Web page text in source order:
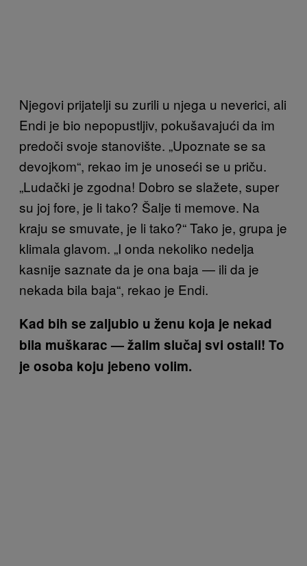
Njegovi prijatelji su zurili u njega u neverici, ali
Endi je bio nepopustljiv, pokušavajući da im
predoči svoje stanovište. „Upoznate se sa
devojkom“, rekao im je unoseći se u priču.
„Ludački je zgodna! Dobro se slažete, super
su joj fore, je li tako? Šalje ti memove. Na
kraju se smuvate, je li tako?“ Tako je, grupa je
klimala glavom. „I onda nekoliko nedelja
kasnije saznate da je ona baja — ili da je
nekada bila baja“, rekao je Endi.
Kad bih se zaljubio u ženu koja je nekad
bila muškarac — žalim slučaj svi ostali! To
je osoba koju jebeno volim.